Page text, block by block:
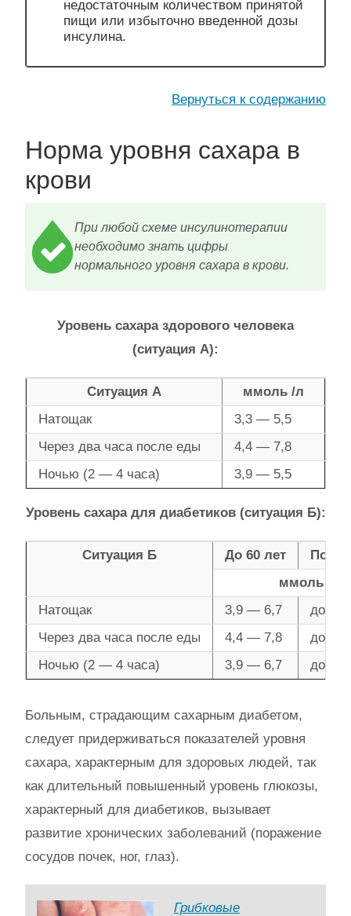
недостаточным количеством принятой
пищи или избыточно введенной дозы
инсулина.
Вернуться к содержанию
Норма уровня сахара в
крови
При любой схеме инсулинотерапии
необходимо знать цифры
нормального уровня сахара в крови.
Уровень сахара здорового человека
(ситуация А):
Ситуация А
ммоль /л
Натощак
3,3 — 5,5
Через два часа после еды
4,4 — 7,8
Ночью (2 — 4 часа)
3,9 — 5,5
Уровень сахара для диабетиков (ситуация Б):
Ситуация Б До 60 лет
ммоль /л
Натощак
3,9 — 6,7
до 8,0
Через два часа после еды
4,4 — 7,8
до
Ночью (2 — 4 часа)
3,9 — 6,7 до
Больным, страдающим сахарным диабетом,
следует придерживаться показателей уровня
сахара, характерным для здоровых людей, так
как длительный повышенный уровень глюкозы,
характерный для диабетиков, вызывает
развитие хронических заболеваний (поражение
сосудов почек, ног, глаз).
Грибковые